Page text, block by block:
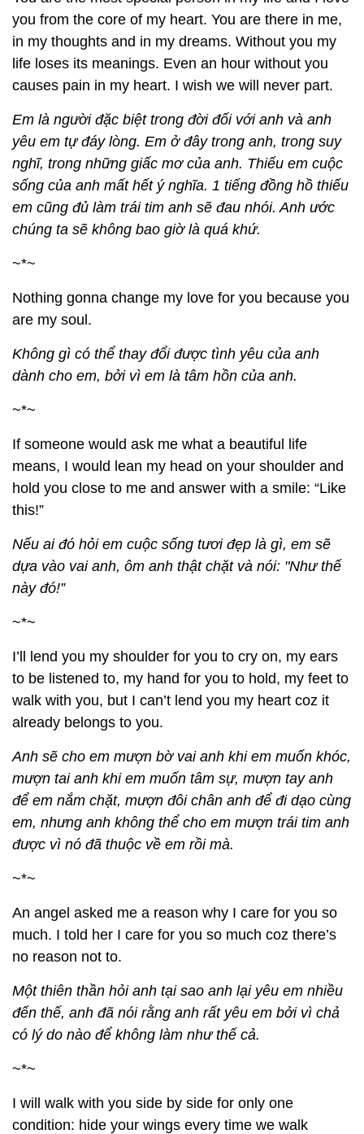
you from the core of my heart. You are there in me,
in my thoughts and in my dreams. Without you my
life loses its meanings. Even an hour without you
causes pain in my heart. I wish we will never part.
Em là người đặc biệt trong đời đối với anh và anh
yêu em tự đáy lòng. Em ở đây trong anh, trong suy
nghĩ, trong những giấc mơ của anh. Thiếu em cuộc
sống của anh mất hết ý nghĩa. 1 tiếng đồng hồ thiếu
em cũng đủ làm trái tim anh sẽ đau nhói. Anh ước
chúng ta sẽ không bao giờ là quá khứ.
~*~
Nothing gonna change my love for you because you
are my soul.
Không gì có thể thay đổi được tình yêu của anh
dành cho em, bởi vì em là tâm hồn của anh.
~*~
If someone would ask me what a beautiful life
means, I would lean my head on your shoulder and
hold you close to me and answer with a smile: “Like
this!”
Nếu ai đó hỏi em cuộc sống tươi đẹp là gì, em sẽ
dựa vào vai anh, ôm anh thật chặt và nói: "Như thế
này đó!”
~*~
I’ll lend you my shoulder for you to cry on, my ears
to be listened to, my hand for you to hold, my feet to
walk with you, but I can’t lend you my heart coz it
already belongs to you.
Anh sẽ cho em mượn bờ vai anh khi em muốn khóc,
mượn tai anh khi em muốn tâm sự, mượn tay anh
để em nắm chặt, mượn đôi chân anh để đi dạo cùng
em, nhưng anh không thể cho em mượn trái tim anh
được vì nó đã thuộc về em rồi mà.
~*~
An angel asked me a reason why I care for you so
much. I told her I care for you so much coz there’s
no reason not to.
Một thiên thần hỏi anh tại sao anh lại yêu em nhiều
đến thế, anh đã nói rằng anh rất yêu em bởi vì chả
có lý do nào để không làm như thế cả.
~*~
I will walk with you side by side for only one
condition: hide your wings every time we walk